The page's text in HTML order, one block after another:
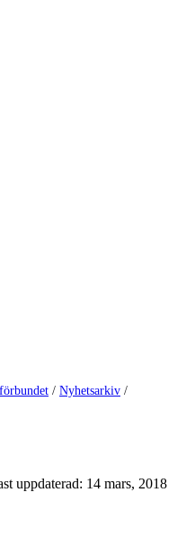
/ Nyhetsarkiv /
uppdaterad: 14 mars, 2018